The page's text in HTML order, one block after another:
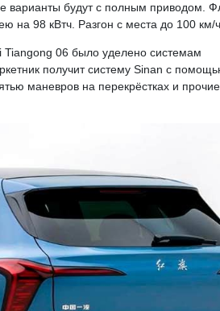
варианты будут с полным приводом.
на 98 кВтч. Разгон с места до 100 км/
Tiangong 06 было уделено системам
получит систему Sinan с
маневров на перекрёстках и